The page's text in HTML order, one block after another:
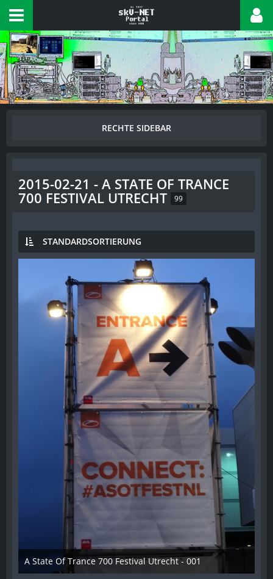
2015-02-21 - A STATE OF TRANCE
700 FESTIVAL UTRECHT 99
STANDARDSORTIERUNG
A State Of Trance 700 Festival Utrecht - 001
26. Februar 2015